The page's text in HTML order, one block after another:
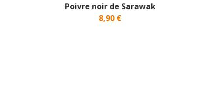
Poivre noir de Sarawak
8,90 €